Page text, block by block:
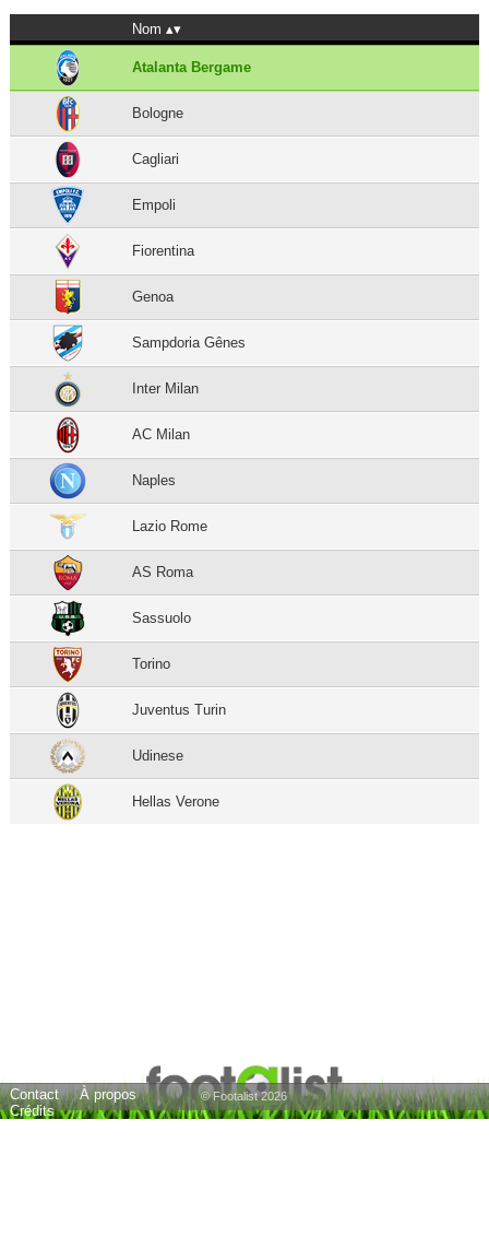
Nom
Atalanta Bergame
Bologne
Cagliari
Empoli
Fiorentina
Genoa
Sampdoria Gênes
Inter Milan
AC Milan
Naples
Lazio Rome
AS Roma
Sassuolo
Torino
Juventus Turin
Udinese
Hellas Verone
Contact
À propos
Crédits
© Footalist 2026